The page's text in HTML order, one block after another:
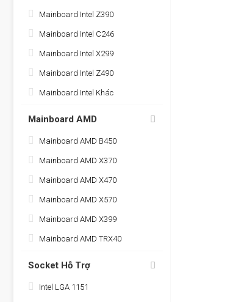
Mainboard Intel Z390
Mainboard Intel C246
Mainboard Intel X299
Mainboard Intel Z490
Mainboard Intel Khác
Mainboard AMD
Mainboard AMD B450
Mainboard AMD X370
Mainboard AMD X470
Mainboard AMD X570
Mainboard AMD X399
Mainboard AMD TRX40
Socket Hỗ Trợ
Intel LGA 1151